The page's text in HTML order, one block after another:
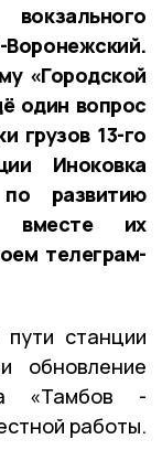
«Городской
один вопрос
грузов 13-го
Иноковка
развитию
их
телеграм-
пути станции
обновление
«Тамбов -
работы.